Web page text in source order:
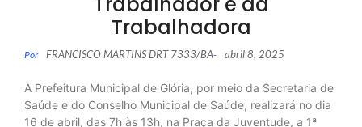
Trabalhadora
Por FRANCISCO MARTINS DRT 7333/BA- abril 8, 2025
A Prefeitura Municipal de Glória, por meio da Secretaria de
Saúde e do Conselho Municipal de Saúde, realizará no dia
16 de abril, das 7h às 13h, na Praça da Juventude, a 1ª